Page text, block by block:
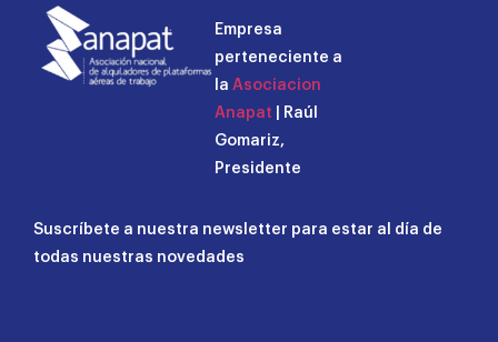
Empresa
perteneciente a
la Asociacion
Anapat | Raúl
Gomariz,
Presidente
Suscríbete a nuestra newsletter para estar al día de
todas nuestras novedades